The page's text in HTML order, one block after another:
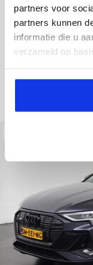
partners voor
partners kunnen
informatie die u
verzameld op
34.998 km
electronic
Kopen
36.895,-